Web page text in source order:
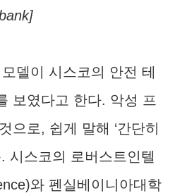
델이 시스코의 안전 테
보였다고 한다. 악성 프
으로, 쉽게 말해 ‘간단히
시스코의 로버스트인텔
와 펜실베이니아대학